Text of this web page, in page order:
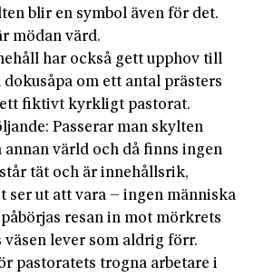
blir en symbol även för det.
mödan värd.
har också gett upphov till
dokusåpa om ett antal prästers
fiktivt kyrkligt pastorat.
Passerar man skylten
värld och då finns ingen
tät och är innehållsrik,
ser ut att vara – ingen människa
resan in mot mörkrets
lever som aldrig förr.
pastoratets trogna arbetare i